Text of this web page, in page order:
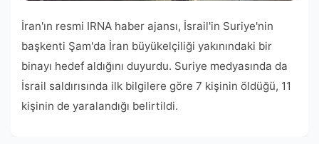
İran'ın resmi IRNA haber ajansı, İsrail'in Suriye'nin
başkenti Şam'da İran büyükelçiliği yakınındaki bir
binayı hedef aldığını duyurdu. Suriye medyasında da
İsrail saldırısında ilk bilgilere göre 7 kişinin öldüğü, 11
kişinin de yaralandığı belirtildi.